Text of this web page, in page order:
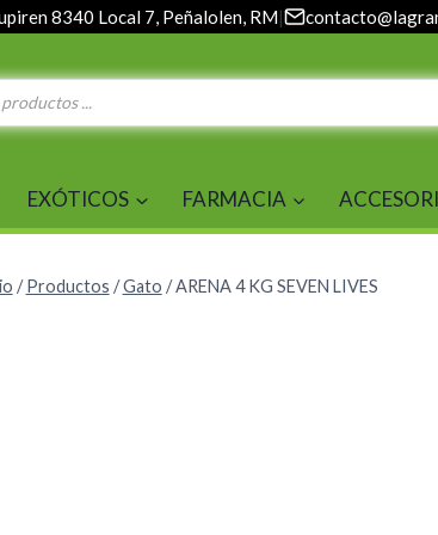
8340 Local 7, Peñalolen, RM|
EXÓTICOS FARMACIA
/ Productos / Gato / ARENA 4 KG SEVEN LIVES